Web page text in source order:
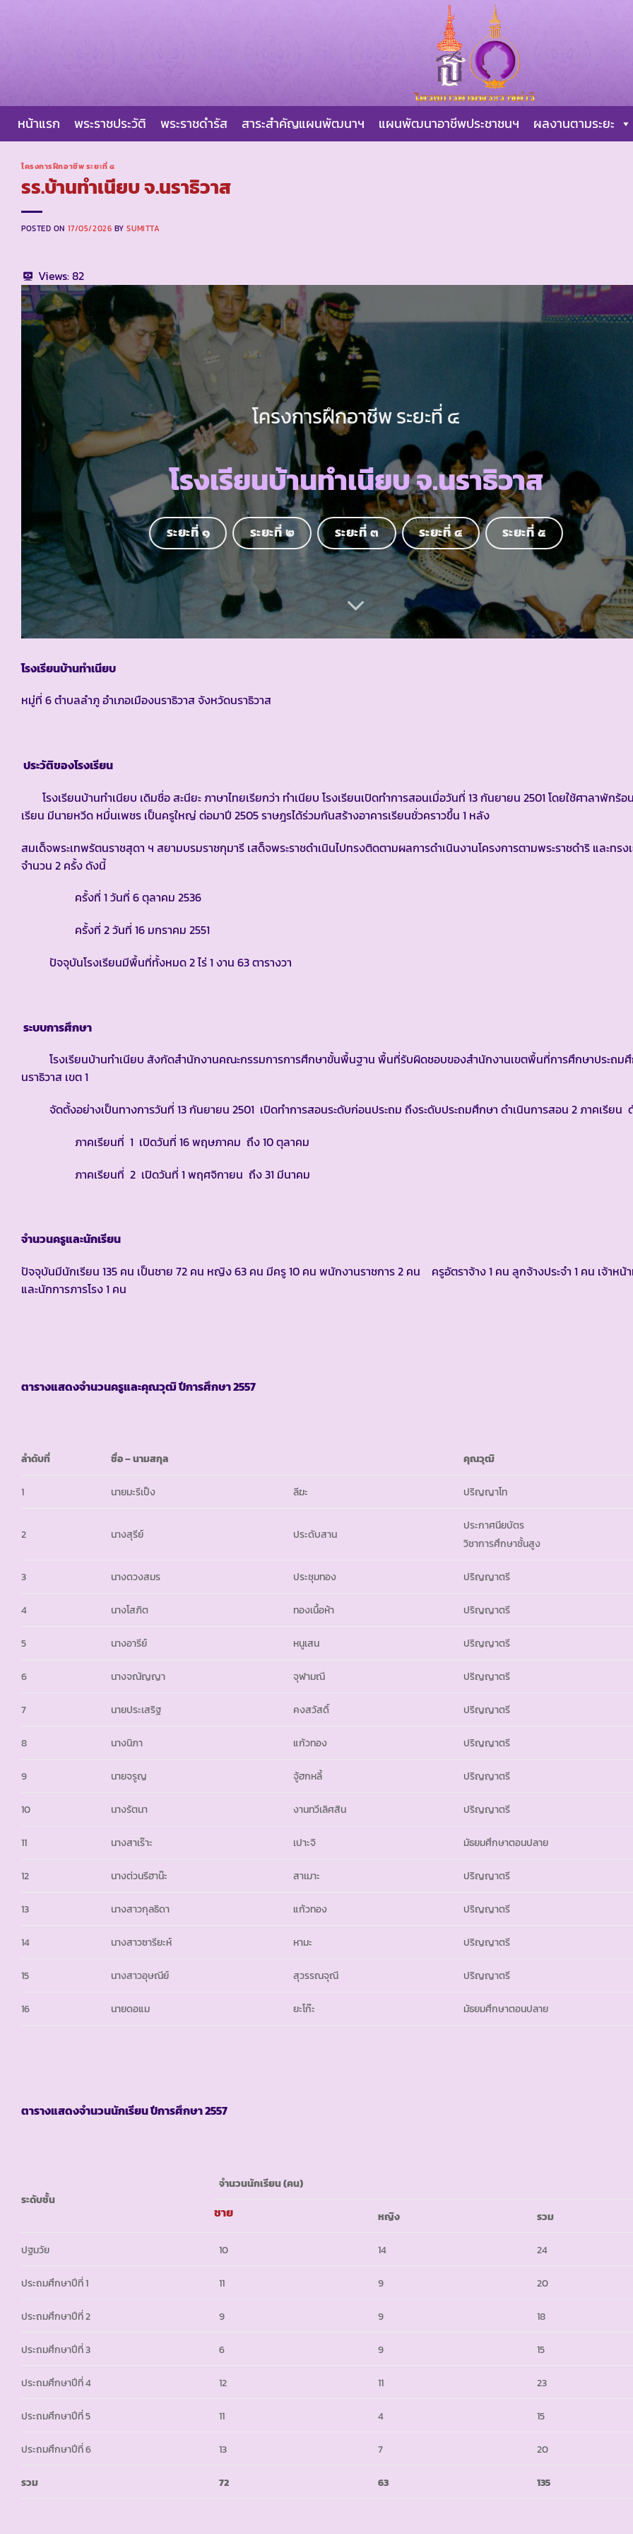
หน้าแรก พระราชประวัติ พระราชดำรัส สาระสำคัญแผนพัฒนาฯ แผนพัฒนาอาชีพประชาชนฯ ผลงานตามระยะ
โครงการฝึกอาชีพ ระยะที่ ๔
รร.บ้านทำเนียบ จ.นราธิวาส
POSTED ON 17/05/2026 BYSUMITTA
Views:82
โครงการฝึกอาชีพ ระยะที่ ๔
โรงเรียนบ้านทำเนียบ จ.นราธิวาส
ระยะที่ ๑ ระยะที่ ๒ ระยะที่ ๓ ระยะที่ ๔ ระยะที่ ๕
โรงเรียนบ้านทำเนียบ
หมู่ที่ 6 ตำบลลำภู อำเภอเมืองนราธิวาส จังหวัดนราธิวาส
ประวัติของโรงเรียน
โรงเรียนบ้านทำเนียบ เดิมชื่อ สะนียะ ภาษาไทยเรียกว่า ทำเนียบ โรงเรียนเปิดทำการสอนเมื่อวันที่ 13 กันยายน 2501 โดยใช้ศาลาพักร้อ
เรียน มีนายหวีด หมื่นเพชร เป็นครูใหญ่ ต่อมาปี 2505 ราษฎรได้ร่วมกันสร้างอาคารเรียนชั่วคราวขึ้น 1 หลัง
สมเด็จพระเทพรัตนราชสุดา ฯ สยามบรมราชกุมารี เสด็จพระราชดำเนินไปทรงติดตามผลการดำเนินงานโครงการตามพระราชดำริ และทร
จำนวน 2 ครั้ง ดังนี้
ครั้งที่ 1 วันที่ 6 ตุลาคม 2536
ครั้งที่ 2 วันที่ 16 มกราคม 2551
ปัจจุบันโรงเรียนมีพื้นที่ทั้งหมด 2 ไร่ 1 งาน 63 ตารางวา
ระบบการศึกษา
โรงเรียนบ้านทำเนียบ สังกัดสำนักงานคณะกรรมการการศึกษาขั้นพื้นฐาน พื้นที่รับผิดชอบของสำนักงานเขตพื้นที่การศึกษาประถม
นราธิวาส เขต 1
จัดตั้งอย่างเป็นทางการวันที่ 13 กันยายน 2501 เปิดทำการสอนระดับก่อนประถม ถึงระดับประถมศึกษา ดำเนินการสอน 2 ภาคเรียน
ภาคเรียนที่ 1 เปิดวันที่ 16 พฤษภาคม ถึง 10 ตุลาคม
ภาคเรียนที่ 2 เปิดวันที่ 1 พฤศจิกายน ถึง 31 มีนาคม
จำนวนครูและนักเรียน
ปัจจุบันมีนักเรียน 135 คน เป็นชาย 72 คน หญิง 63 คน มีครู 10 คน พนักงานราชการ 2 คน ครูอัตราจ้าง 1 คน ลูกจ้างประจำ 1 คน เจ้าหน้า
และนักการภารโรง 1 คน
ตารางแสดงจำนวนครูและคุณวุฒิ ปีการศึกษา2557
ลำดับที่ ชื่อ– นามสกุล คุณวุฒิ
1 นายมะรีเป็ง ลีฆะ ปริญญาโท
2 นางสุรีย์ ประดับสาน
ประกาศนียบัตร
วิชาการศึกษาชั้นสูง
3 นางดวงสมร ประชุมทอง ปริญญาตรี
4 นางโสภิต ทองเนื้อห้า ปริญญาตรี
5 นางอารีย์ หนูเสน ปริญญาตรี
6 นางจณัญญา จุฬามณี ปริญญาตรี
7 นายประเสริฐ คงสวัสดิ์ ปริญญาตรี
8 นางนิภา แก้วทอง ปริญญาตรี
9 นายจรูญ จู้ฮกหลี้ ปริญญาตรี
10 นางรัตนา งานทวีเลิศสิน ปริญญาตรี
11 นางสาเร๊าะ เปาะจิ มัธยมศึกษาตอนปลาย
12 นางต่วนรีฮาน๊ะ สาเมาะ ปริญญาตรี
13 นางสาวกุลธิดา แก้วทอง ปริญญาตรี
14 นางสาวซารียะห์ หามะ ปริญญาตรี
15 นางสาวอุษณีย์ สุวรรณจุณี ปริญญาตรี
16 นายดอแม ยะโก๊ะ มัธยมศึกษาตอนปลาย
ตารางแสดงจำนวนนักเรียน ปีการศึกษา2557
ระดับชั้น
จำนวนนักเรียน(คน)
ชาย หญิง รวม
ปฐมวัย 10 14 24
ประถมศึกษาปีที่ 1 11 9 20
ประถมศึกษาปีที่ 2 9 9 18
ประถมศึกษาปีที่ 3 6 9 15
ประถมศึกษาปีที่ 4 12 11 23
ประถมศึกษาปีที่ 5 11 4 15
ประถมศึกษาปีที่ 6 13 7 20
รวม 72 63 135